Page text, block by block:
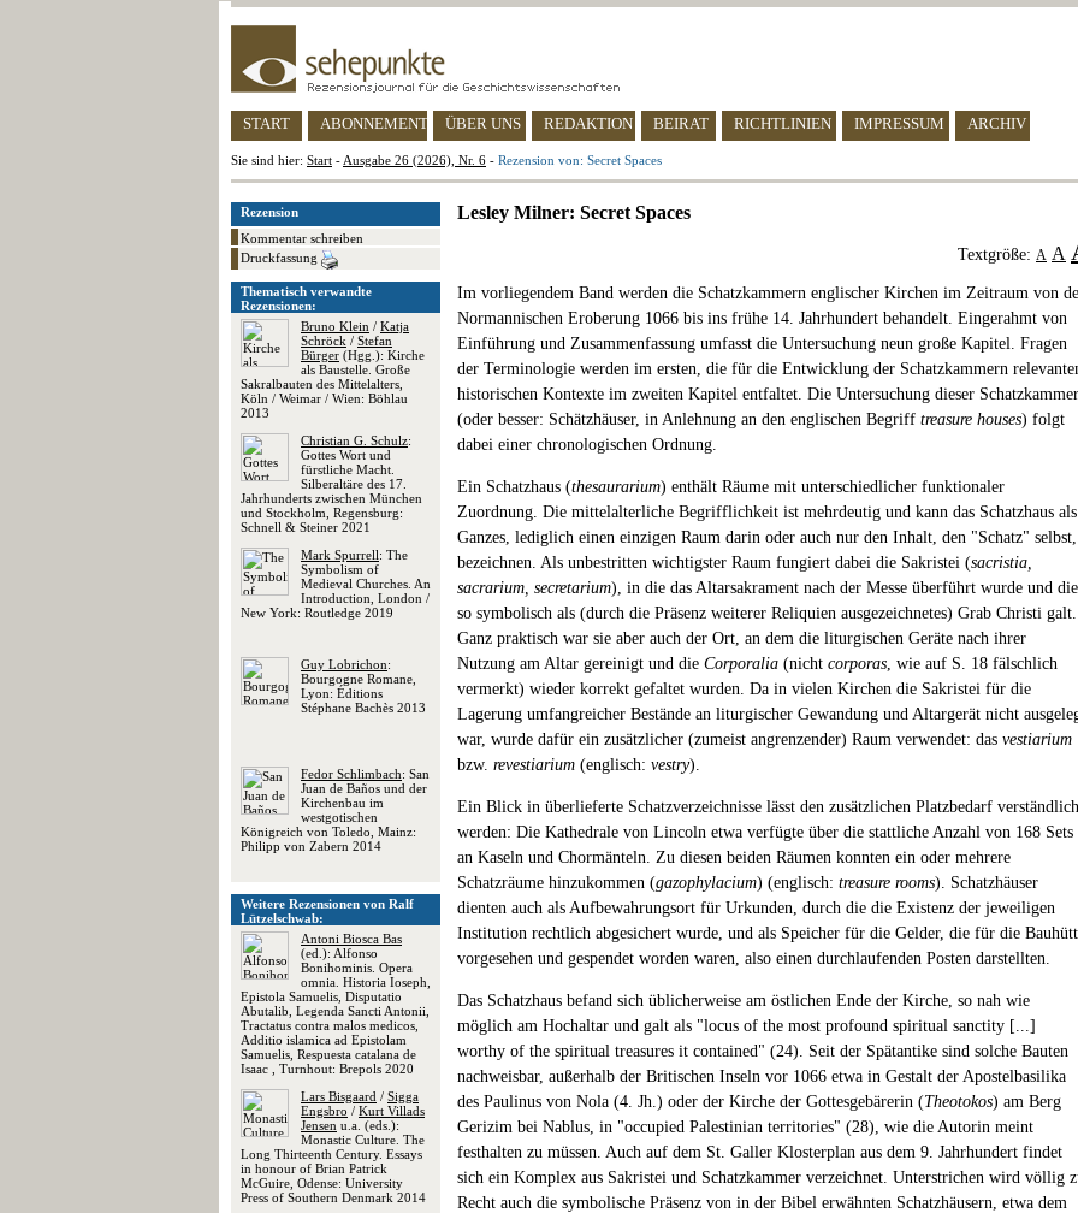
START ABONNEMENT ÜBER UNS REDAKTION BEIRAT RICHTLINIEN IMPRESSUM ARCHIV
Sie sind hier: Start - Ausgabe 26 (2026), Nr. 6 - Rezension von: Secret Spaces
Rezension
Kommentar schreiben
Druckfassung
Thematisch verwandte
Rezensionen:
Bruno Klein / Katja
Schröck / Stefan
Bürger (Hgg.): Kirche
als Baustelle. Große
Sakralbauten des Mittelalters,
Köln / Weimar / Wien: Böhlau
2013
Christian G. Schulz:
Gottes Wort und
fürstliche Macht.
Silberaltäre des 17.
Jahrhunderts zwischen München
und Stockholm, Regensburg:
Schnell & Steiner 2021
Mark Spurrell: The
Symbolism of
Medieval Churches. An
Introduction, London /
New York: Routledge 2019
Guy Lobrichon:
Bourgogne Romane,
Lyon: Éditions
Stéphane Bachès 2013
Fedor Schlimbach: San
Juan de Baños und der
Kirchenbau im
westgotischen
Königreich von Toledo, Mainz:
Philipp von Zabern 2014
Weitere Rezensionen von Ralf
Lützelschwab:
Antoni Biosca Bas
(ed.): Alfonso
Bonihominis. Opera
omnia. Historia Ioseph,
Epistola Samuelis, Disputatio
Abutalib, Legenda Sancti Antonii,
Tractatus contra malos medicos,
Additio islamica ad Epistolam
Samuelis, Respuesta catalana de
Isaac , Turnhout: Brepols 2020
Lars Bisgaard / Sigga
Engsbro / Kurt Villads
Jensen u.a. (eds.):
Monastic Culture. The
Long Thirteenth Century. Essays
in honour of Brian Patrick
McGuire, Odense: University
Press of Southern Denmark 2014
Lesley Milner: Secret Spaces
Textgröße: A A
Im vorliegendem Band werden die Schatzkammern englischer Kirchen im Zeitraum von
Normannischen Eroberung 1066 bis ins frühe 14. Jahrhundert behandelt. Eingerahmt von
Einführung und Zusammenfassung umfasst die Untersuchung neun große Kapitel. Fragen
der Terminologie werden im ersten, die für die Entwicklung der Schatzkammern
historischen Kontexte im zweiten Kapitel entfaltet. Die Untersuchung dieser
(oder besser: Schätzhäuser, in Anlehnung an den englischen Begriff treasure houses) folgt
dabei einer chronologischen Ordnung.
Ein Schatzhaus (thesaurarium) enthält Räume mit unterschiedlicher funktionaler
Zuordnung. Die mittelalterliche Begrifflichkeit ist mehrdeutig und kann das Schatzhaus als
Ganzes, lediglich einen einzigen Raum darin oder auch nur den Inhalt, den "Schatz" selbst,
bezeichnen. Als unbestritten wichtigster Raum fungiert dabei die Sakristei (sacristia,
sacrarium, secretarium), in die das Altarsakrament nach der Messe überführt wurde und die
so symbolisch als (durch die Präsenz weiterer Reliquien ausgezeichnetes) Grab Christi galt.
Ganz praktisch war sie aber auch der Ort, an dem die liturgischen Geräte nach ihrer
Nutzung am Altar gereinigt und die Corporalia (nicht corporas, wie auf S. 18 fälschlich
vermerkt) wieder korrekt gefaltet wurden. Da in vielen Kirchen die Sakristei für die
Lagerung umfangreicher Bestände an liturgischer Gewandung und Altargerät nicht
war, wurde dafür ein zusätzlicher (zumeist angrenzender) Raum verwendet: das vestiarium
bzw. revestiarium (englisch: vestry).
Ein Blick in überlieferte Schatzverzeichnisse lässt den zusätzlichen Platzbedarf verständlich
werden: Die Kathedrale von Lincoln etwa verfügte über die stattliche Anzahl von 168 Sets
an Kaseln und Chormänteln. Zu diesen beiden Räumen konnten ein oder mehrere
Schatzräume hinzukommen (gazophylacium) (englisch: treasure rooms). Schatzhäuser
dienten auch als Aufbewahrungsort für Urkunden, durch die die Existenz der jeweiligen
Institution rechtlich abgesichert wurde, und als Speicher für die Gelder, die für die
vorgesehen und gespendet worden waren, also einen durchlaufenden Posten darstellten.
Das Schatzhaus befand sich üblicherweise am östlichen Ende der Kirche, so nah wie
möglich am Hochaltar und galt als "locus of the most profound spiritual sanctity [...]
worthy of the spiritual treasures it contained" (24). Seit der Spätantike sind solche Bauten
nachweisbar, außerhalb der Britischen Inseln vor 1066 etwa in Gestalt der Apostelbasilika
des Paulinus von Nola (4. Jh.) oder der Kirche der Gottesgebärerin (Theotokos) am Berg
Gerizim bei Nablus, in "occupied Palestinian territories" (28), wie die Autorin meint
festhalten zu müssen. Auch auf dem St. Galler Klosterplan aus dem 9. Jahrhundert findet
sich ein Komplex aus Sakristei und Schatzkammer verzeichnet. Unterstrichen wird völlig
Recht auch die symbolische Präsenz von in der Bibel erwähnten Schatzhäusern, etwa dem